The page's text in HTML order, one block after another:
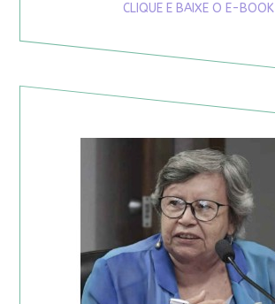
CLIQUE E BAIXE O E-BOOK